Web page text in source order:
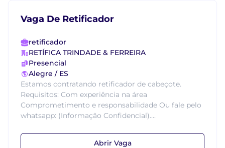
Vaga De Retificador
retificador
RETÍFICA TRINDADE & FERREIRA
Presencial
Alegre / ES
Estamos contratando retificador de cabeçote.
Requisitos: Com experiência na área
Comprometimento e responsabilidade Ou fale pelo
whatsapp: (Informação Confidencial)....
Abrir Vaga